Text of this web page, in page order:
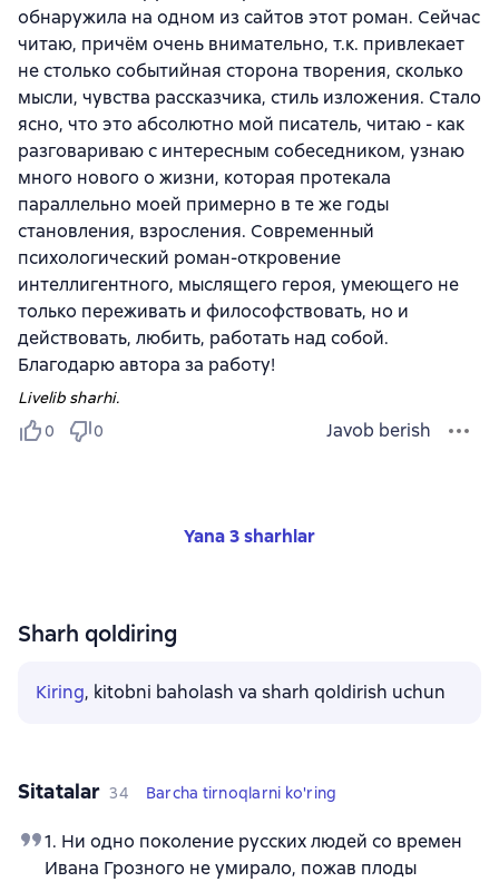
обнаружила на одном из сайтов этот роман. Сейчас
читаю, причём очень внимательно, т.к. привлекает
не столько событийная сторона творения, сколько
мысли, чувства рассказчика, стиль изложения. Стало
ясно, что это абсолютно мой писатель, читаю - как
разговариваю с интересным собеседником, узнаю
много нового о жизни, которая протекала
параллельно моей примерно в те же годы
становления, взросления. Современный
психологический роман-откровение
интеллигентного, мыслящего героя, умеющего не
только переживать и философствовать, но и
действовать, любить, работать над собой.
Благодарю автора за работу!
Livelib sharhi.
0
0 Javob berish
Yana 3 sharhlar
Sharh qoldiring
Kiring, kitobni baholash va sharh qoldirish uchun
Sitatalar 34 Barcha tirnoqlarni ko'ring
1. Ни одно поколение русских людей со времен
Ивана Грозного не умирало, пожав плоды